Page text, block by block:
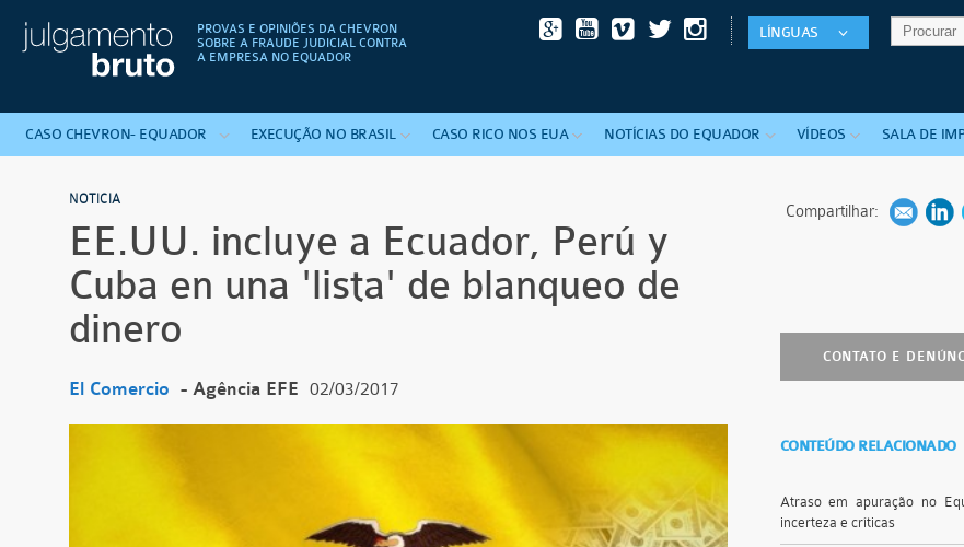
PROVAS E OPINIÕES DA CHEVRON
SOBRE A FRAUDE JUDICIAL CONTRA
A EMPRESA NO EQUADOR
LÍNGUAS
CASO CHEVRON-EQUADOR EXECUÇÃO NO BRASIL CASO RICO NOS EUA NOTÍCIAS DO EQUADOR VÍDEOS SALA DE
NOTICIA
EE.UU. incluye a Ecuador, Perú y
Cuba en una 'lista' de blanqueo de
dinero
El Comercio - Agência EFE 02/03/2017
Compartilhar:
CONTATO E
CONTEÚDO RELACIONADO
Atraso em apuração no
incerteza e críticas